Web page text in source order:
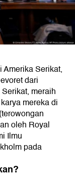
Serikat,
dari
meraih
mereka di
oleh Royal
Ilmu
pada